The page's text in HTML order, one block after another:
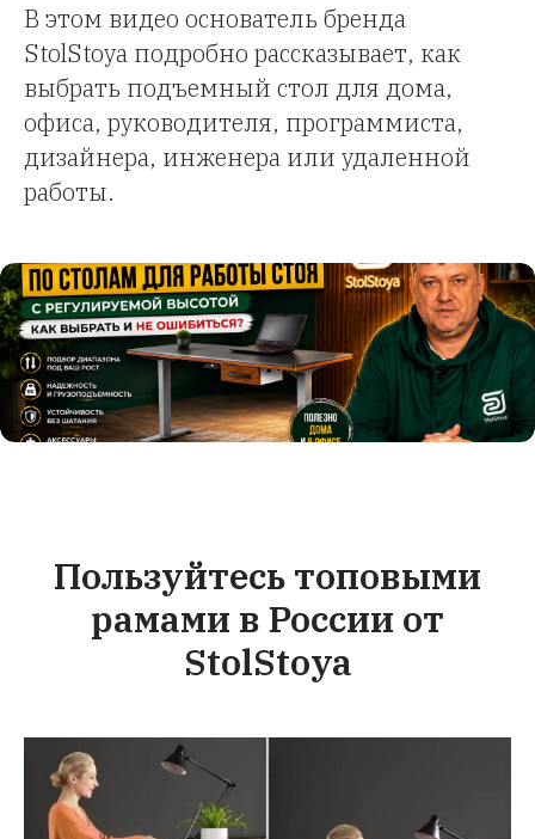
В этом видео основатель бренда
StolStoya подробно рассказывает, как
выбрать подъемный стол для дома,
офиса, руководителя, программиста,
дизайнера, инженера или удаленной
работы.
Пользуйтесь топовыми
рамами в России от
StolStoya